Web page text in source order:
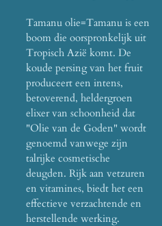
Tamanu olie=Tamanu is een
boom die oorspronkelijk uit
Tropisch Azië komt. De
koude persing van het fruit
produceert een intens,
betoverend, heldergroen
elixer van schoonheid dat
"Olie van de Goden" wordt
genoemd vanwege zijn
talrijke cosmetische
deugden. Rijk aan vetzuren
en vitamines, biedt het een
effectieve verzachtende en
herstellende werking.